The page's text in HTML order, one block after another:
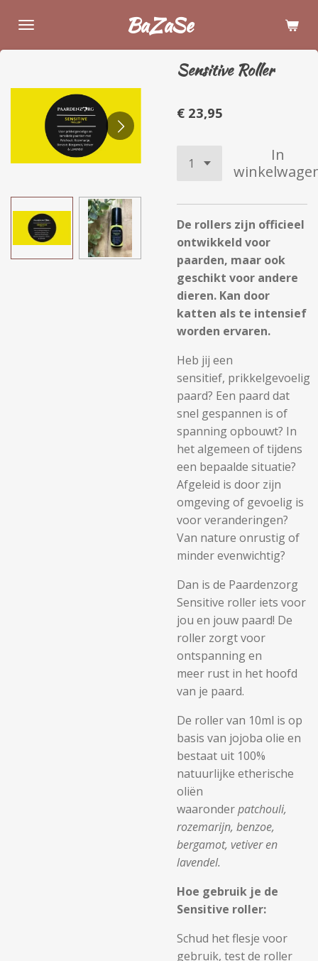
direct
naar
hoofdinhoud
BaZaSe
Sensitive Roller
€ 23,95
In
De rollers zijn officieel
ontwikkeld voor
paarden, maar ook
geschikt voor andere
dieren. Kan door
katten als te intensief
worden ervaren.
Heb jij een
sensitief, prikkelgevoelig
paard? Een paard dat
snel gespannen is of
spanning opbouwt? In
het algemeen of tijdens
een bepaalde situatie?
Afgeleid is door zijn
omgeving of gevoelig is
voor veranderingen?
Van nature onrustig of
minder evenwichtig?
Dan is de Paardenzorg
Sensitive roller iets voor
jou en jouw paard! De
roller zorgt voor
ontspanning en
meer rust in het hoofd
van je paard.
De roller van 10ml is op
basis van jojoba olie en
bestaat uit 100%
natuurlijke etherische
oliën
waaronderpatchouli,
rozemarijn, benzoe,
bergamot, vetiver en
lavendel.
Hoe gebruik je de
Sensitive roller:
Schud het flesje voor
gebruik, test de roller